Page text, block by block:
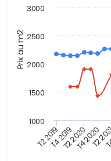
Prix au m2
T2 2019T4 2019T2 2020T4 2020
T2
1000
1500
2000
2500
3000